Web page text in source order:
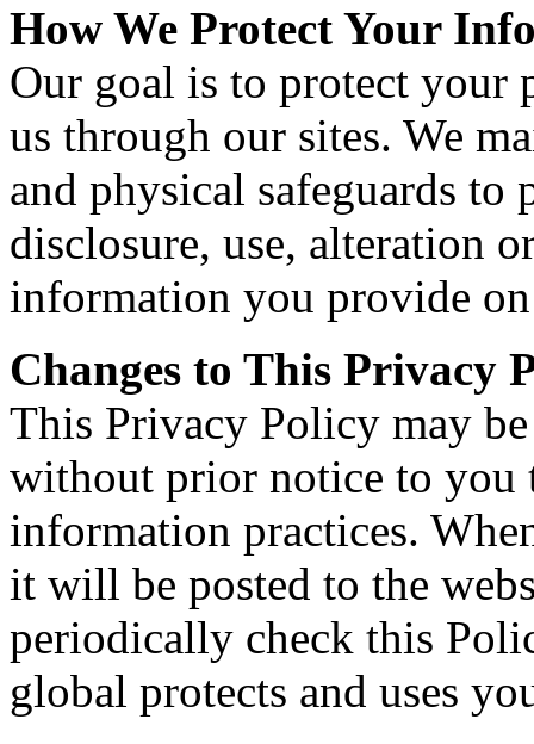
How We Protect Your
Our goal is to protect your
us through our sites. We
and physical safeguards to
disclosure, use, alteration
information you provide
Changes to This Privacy
This Privacy Policy may
without prior notice to you
information practices.
it will be posted to the
periodically check this
global protects and uses